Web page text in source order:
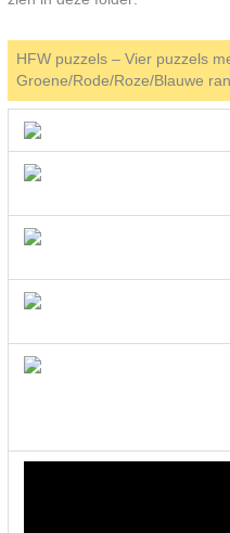
HFW puzzels – Vier puzzels
Groene/Rode/Roze/Blauwe